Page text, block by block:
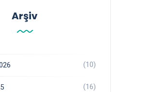
Arşiv
(10)
(16)